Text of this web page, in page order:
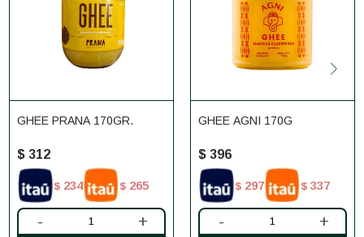
GHEE PRANA 170GR.
$ 312
$ 234 $ 265
- +
GHEE AGNI 170G
$ 396
$ 297 $ 337
- +